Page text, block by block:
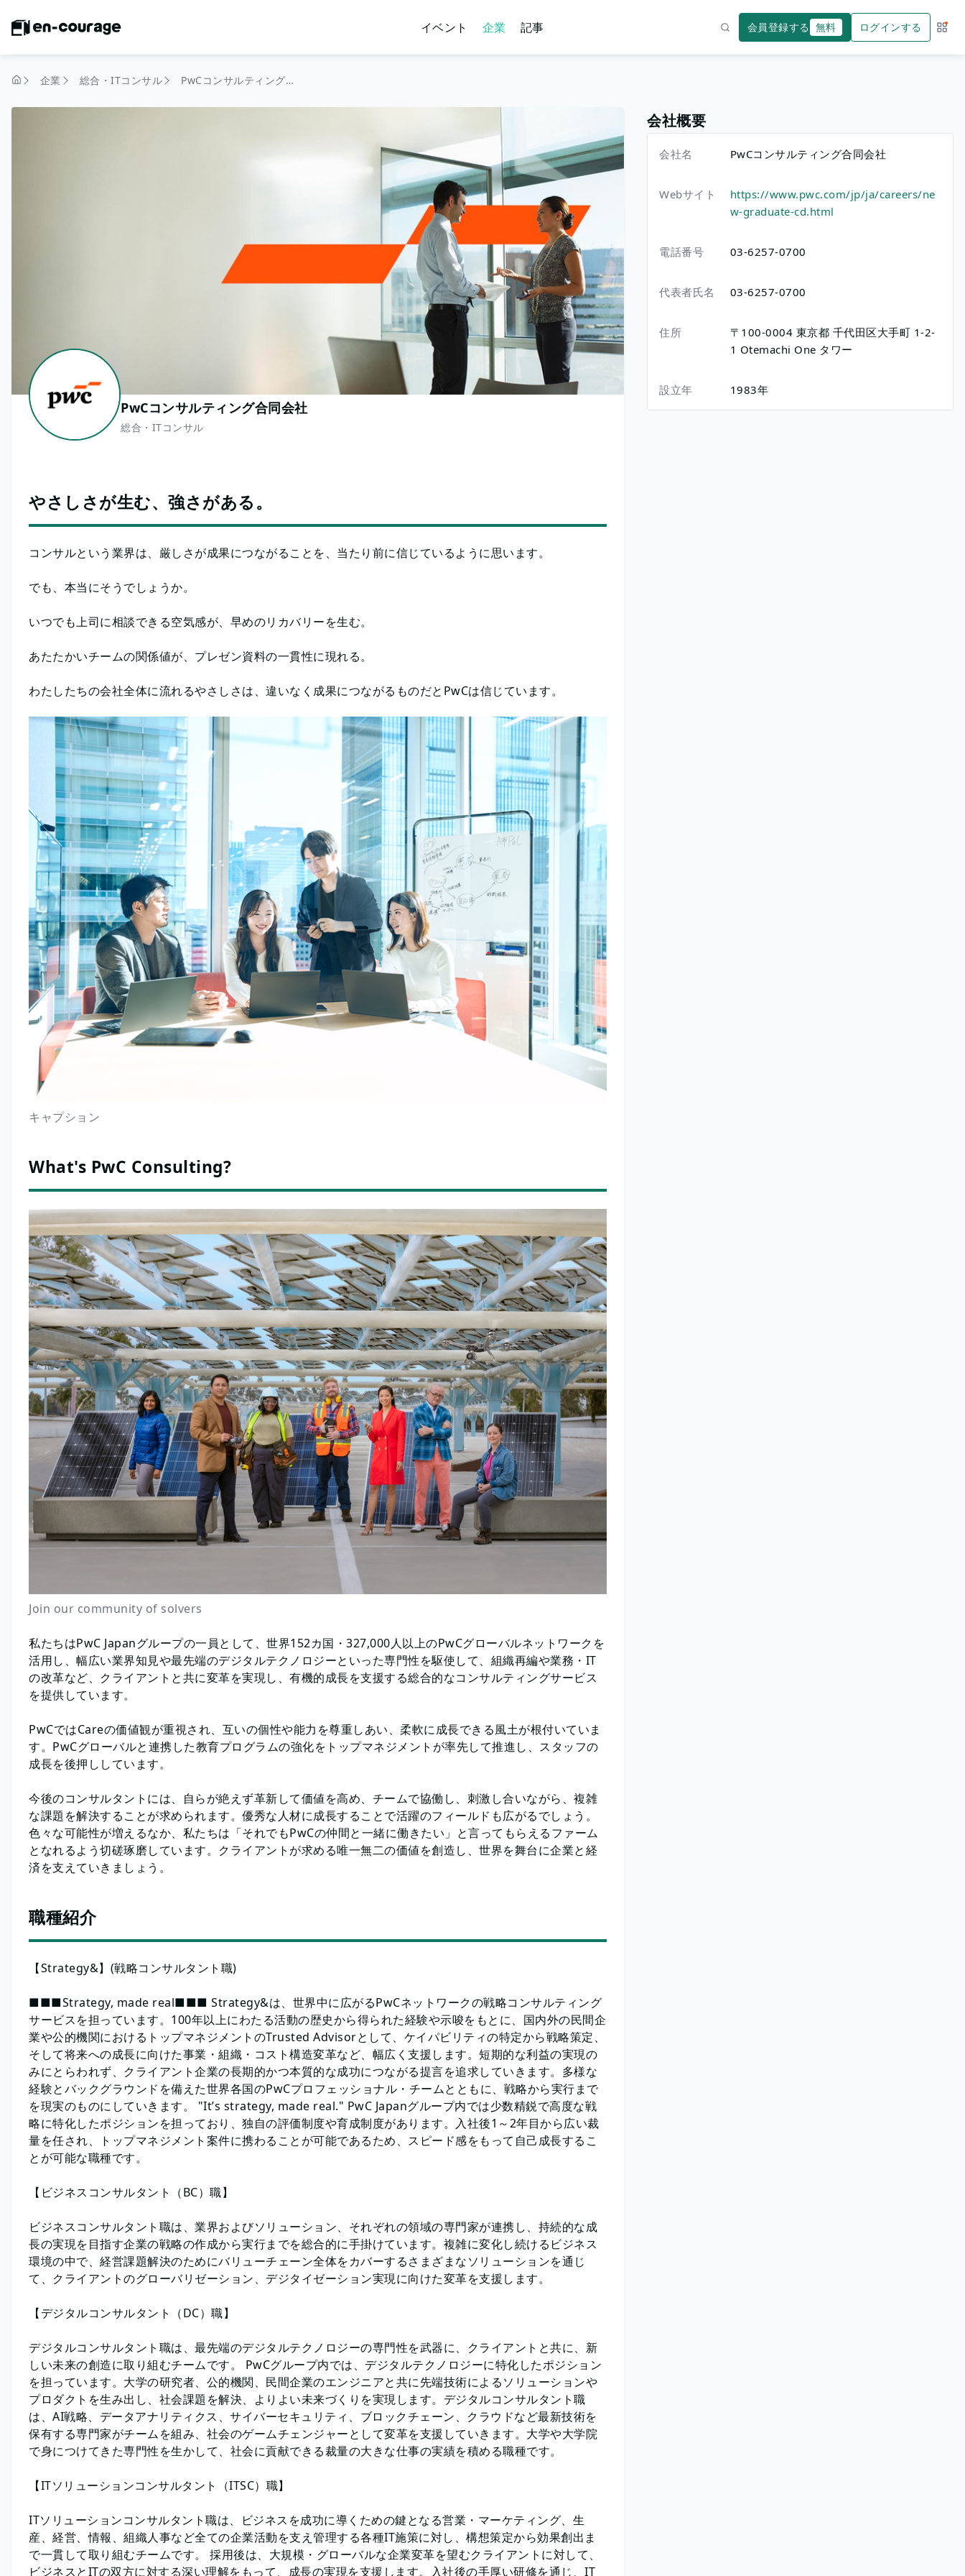
イベント 企業 記事 会員登録する 無料 ログインする サー
企業 総合・ITコンサル PwCコンサルティング合同会社
PwCコンサルティング合同会社
総合・ITコンサル
やさしさが生む、強さがある。
コンサルという業界は、厳しさが成果につながることを、当たり前に信じているように思います。
でも、本当にそうでしょうか。
いつでも上司に相談できる空気感が、早めのリカバリーを生む。
あたたかいチームの関係値が、プレゼン資料の一貫性に現れる。
わたしたちの会社全体に流れるやさしさは、違いなく成果につながるものだとPwCは信じています。
キャプション
What's PwC Consulting?
Join our community of solvers
私たちはPwC Japanグループの一員として、世界152カ国・327,000人以上のPwCグローバルネットワークを
活用し、幅広い業界知見や最先端のデジタルテクノロジーといった専門性を駆使して、組織再編や業務・IT
の改革など、クライアントと共に変革を実現し、有機的成長を支援する総合的なコンサルティングサービス
を提供しています。
PwCではCareの価値観が重視され、互いの個性や能力を尊重しあい、柔軟に成長できる風土が根付いていま
す。PwCグローバルと連携した教育プログラムの強化をトップマネジメントが率先して推進し、スタッフの
成長を後押ししています。
今後のコンサルタントには、自らが絶えず革新して価値を高め、チームで協働し、刺激し合いながら、複雑
な課題を解決することが求められます。優秀な人材に成長することで活躍のフィールドも広がるでしょう。
色々な可能性が増えるなか、私たちは「それでもPwCの仲間と一緒に働きたい」と言ってもらえるファーム
となれるよう切磋琢磨しています。クライアントが求める唯一無二の価値を創造し、世界を舞台に企業と経
済を支えていきましょう。
職種紹介
【Strategy&】(戦略コンサルタント職)
■■■Strategy, made real■■■ Strategy&は、世界中に広がるPwCネットワークの戦略コンサルティング
サービスを担っています。100年以上にわたる活動の歴史から得られた経験や示唆をもとに、国内外の民間企
業や公的機関におけるトップマネジメントのTrusted Advisorとして、ケイパビリティの特定から戦略策定、
そして将来への成長に向けた事業・組織・コスト構造変革など、幅広く支援します。短期的な利益の実現の
みにとらわれず、クライアント企業の長期的かつ本質的な成功につながる提言を追求していきます。多様な
経験とバックグラウンドを備えた世界各国のPwCプロフェッショナル・チームとともに、戦略から実行まで
を現実のものにしていきます。 "It’s strategy, made real." PwC Japanグループ内では少数精鋭で高度な戦
略に特化したポジションを担っており、独自の評価制度や育成制度があります。入社後1～2年目から広い裁
量を任され、トップマネジメント案件に携わることが可能であるため、スピード感をもって自己成長するこ
とが可能な職種です。
【ビジネスコンサルタント（BC）職】
ビジネスコンサルタント職は、業界およびソリューション、それぞれの領域の専門家が連携し、持続的な成
長の実現を目指す企業の戦略の作成から実行までを総合的に手掛けています。複雑に変化し続けるビジネス
環境の中で、経営課題解決のためにバリューチェーン全体をカバーするさまざまなソリューションを通じ
て、クライアントのグローバリゼーション、デジタイゼーション実現に向けた変革を支援します。
【デジタルコンサルタント（DC）職】
デジタルコンサルタント職は、最先端のデジタルテクノロジーの専門性を武器に、クライアントと共に、新
しい未来の創造に取り組むチームです。 PwCグループ内では、デジタルテクノロジーに特化したポジション
を担っています。大学の研究者、公的機関、民間企業のエンジニアと共に先端技術によるソリューションや
プロダクトを生み出し、社会課題を解決、よりよい未来づくりを実現します。デジタルコンサルタント職
は、AI戦略、データアナリティクス、サイバーセキュリティ、ブロックチェーン、クラウドなど最新技術を
保有する専門家がチームを組み、社会のゲームチェンジャーとして変革を支援していきます。大学や大学院
で身につけてきた専門性を生かして、社会に貢献できる裁量の大きな仕事の実績を積める職種です。
【ITソリューションコンサルタント（ITSC）職】
ITソリューションコンサルタント職は、ビジネスを成功に導くための鍵となる営業・マーケティング、生
産、経営、情報、組織人事など全ての企業活動を支え管理する各種IT施策に対し、構想策定から効果創出ま
で一貫して取り組むチームです。 採用後は、大規模・グローバルな企業変革を望むクライアントに対して、
ビジネスとITの双方に対する深い理解をもって、成長の実現を支援します。入社後の手厚い研修を通じ、IT
会社概要
会社名 PwCコンサルティング合同会社
Webサイト
https://www.pwc.com/jp/ja/careers/ne
w-graduate-cd.html
電話番号 03-6257-0700
代表者氏名 03-6257-0700
住所 〒100-0004 東京都 千代田区大手町 1-2-
1 Otemachi One タワー
設立年 1983年